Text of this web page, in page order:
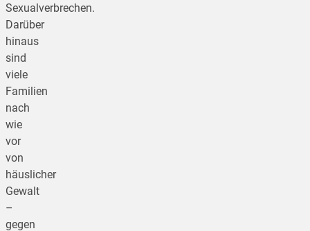
Sexualverbrechen.
Darüber
hinaus
sind
viele
Familien
nach
wie
vor
von
häuslicher
Gewalt
–
gegen